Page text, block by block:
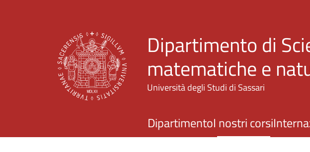
Dipartimento di
matematiche e
Università degli Studi di Sassari
DipartimentoI nostri corsi